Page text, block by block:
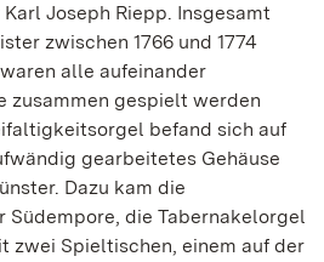
Joseph Riepp. Insgesamt
zwischen 1766 und 1774
alle aufeinander
zusammen gespielt werden
befand sich auf
gearbeitetes Gehäuse
Dazu kam die
Südempore, die Tabernakelorgel
zwei Spieltischen, einem auf der